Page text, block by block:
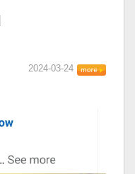
2024-03-24